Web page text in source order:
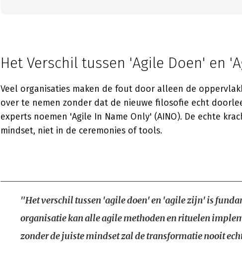
Het Verschil tussen 'Agile Doen' en
Veel organisaties maken de fout door alleen de
over te nemen zonder dat de nieuwe filosofie echt
experts noemen 'Agile In Name Only' (AINO). De echte
mindset, niet in de ceremonies of tools.
"Het verschil tussen 'agile doen' en 'agile zijn' is
organisatie kan alle agile methoden en rituelen
zonder de juiste mindset zal de transformatie nooit